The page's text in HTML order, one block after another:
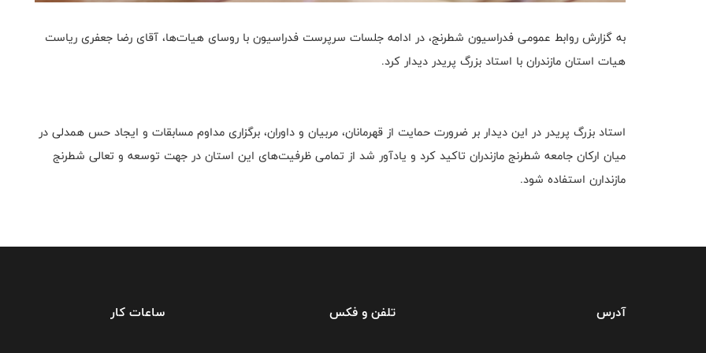
به گزارش روابط عمومی فدراسیون شطرنج، در ادامه جلسات سرپرست فدراسیون با روسای هیات‌ها، آقای رضا جعفری ریاست
هیات استان مازندران با استاد بزرگ پریدر دیدار کرد.
استاد بزرگ پریدر در این دیدار بر ضرورت حمایت از قهرمانان، مربیان و داوران، برگزاری مداوم مسابقات و ایجاد حس همدلی در
میان ارکان جامعه شطرنج مازندران تاکید کرد و یادآور شد از تمامی ظرفیت‌های این استان در جهت توسعه و تعالی شطرنج
مازندارن استفاده شود.
آدرس تلفن و فکس ساعات کار